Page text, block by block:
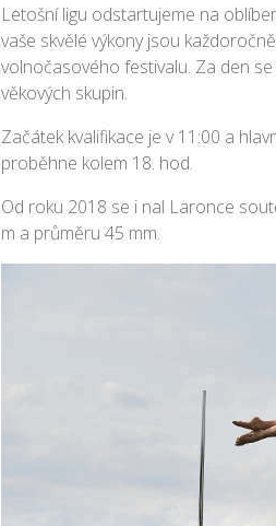
Letošní ligu odstartujeme na
vaše skvělé výkony jsou
volnočasového festivalu. Za den
věkových skupin.
Začátek kvalifikace je v 11:00 a
proběhne kolem 18. hod.
Od roku 2018 se i nal Laronce
m a průměru 45 mm.